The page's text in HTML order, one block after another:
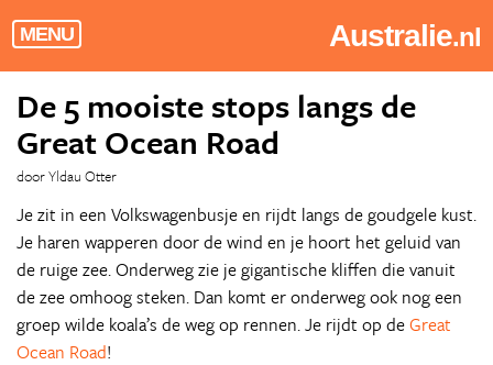
MENU Australie.nl
De 5 mooiste stops langs de
Great Ocean Road
door Yldau Otter
Je zit in een Volkswagenbusje en rijdt langs de goudgele kust.
Je haren wapperen door de wind en je hoort het geluid van
de ruige zee. Onderweg zie je gigantische kliffen die vanuit
de zee omhoog steken. Dan komt er onderweg ook nog een
groep wilde koala’s de weg op rennen. Je rijdt op deGreat
Ocean Road!